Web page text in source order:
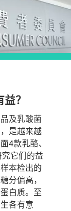
？
及乳酸菌
是越来越
4款乳酪、
它们的益
本检出的
分偏高，
白质。至
各有意